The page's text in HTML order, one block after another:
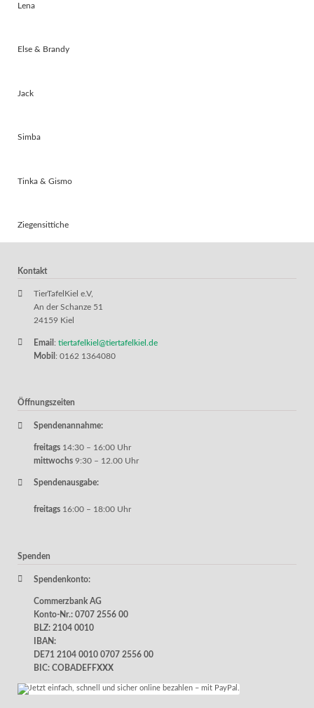
Lena
Else & Brandy
Jack
Simba
Tinka & Gismo
Ziegensittiche
Kontakt
TierTafelKiel e.V,
An der Schanze 51
24159 Kiel
Email : tiertafelkiel@tiertafelkiel.de
Mobil : 0162 1364080
Öffnungszeiten
Spendenannahme:
freitags 14:30 – 16:00 Uhr
mittwochs 9:30 – 12.00 Uhr
Spendenausgabe:
freitags 16:00 – 18:00 Uhr
Spenden
Spendenkonto:
Commerzbank AG
Konto-Nr.: 0707 2556 00
BLZ: 2104 0010
IBAN:
DE71 2104 0010 0707 2556 00
BIC: COBADEFFXXX